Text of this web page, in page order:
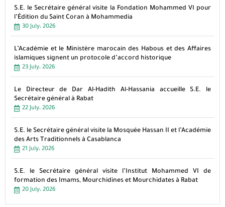
S.E. le Secrétaire général visite la Fondation Mohammed VI pour
l’Édition du Saint Coran à Mohammedia
30 July، 2026
L’Académie et le Ministère marocain des Habous et des Affaires
islamiques signent un protocole d’accord historique
23 July، 2026
Le Directeur de Dar Al-Hadith Al-Hassania accueille S.E. le
Secrétaire général à Rabat
22 July، 2026
S.E. le Secrétaire général visite la Mosquée Hassan II et l’Académie
des Arts Traditionnels à Casablanca
21 July، 2026
S.E. le Secrétaire général visite l’Institut Mohammed VI de
formation des Imams, Mourchidines et Mourchidates à Rabat
20 July، 2026